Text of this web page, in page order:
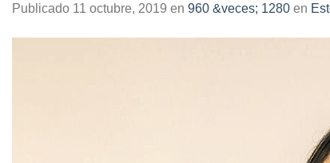
Publicado 11 octubre, 2019 en 960 &veces; 1280 en